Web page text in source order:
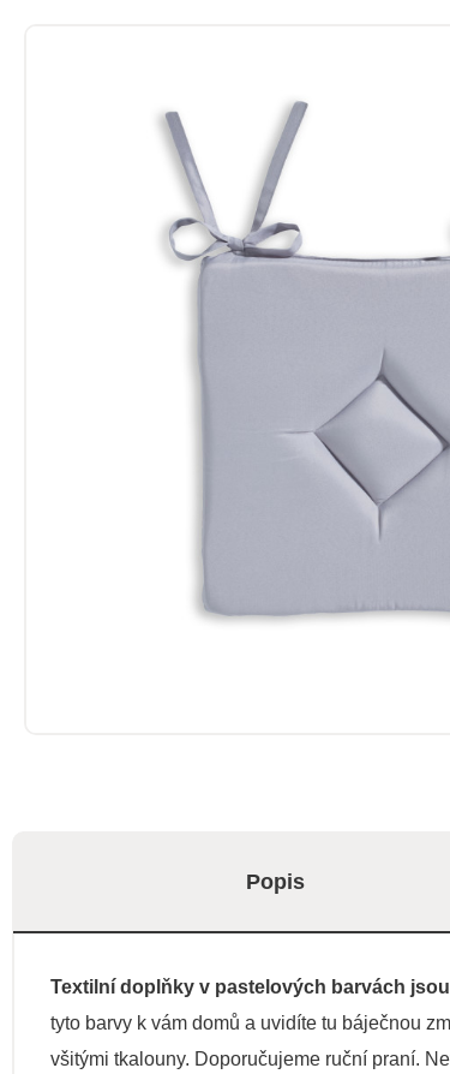
Popis
Textilní doplňky v pastelových barvách
tyto barvy k vám domů a uvidíte tu báječnou
všitými tkalouny. Doporučujeme ruční praní.